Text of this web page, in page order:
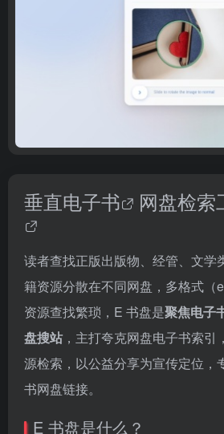
垂直电子书 网盘检索
读者查找正版出版物、经管、文学
籍资源分散在不同网盘，多格式（
资源查找繁琐，E 书盘是聚焦电子
盘搜站 ，主打夸克网盘电子书索
源检索，以公益分享为宣传定位，
书网盘链接。
E 书盘是什么？